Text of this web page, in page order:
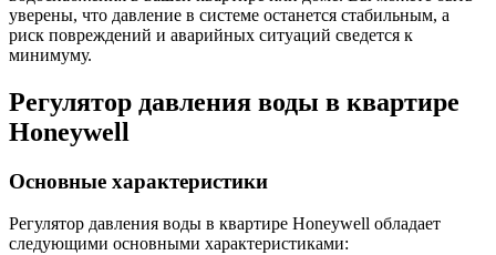
уверены, что давление в системе останется стабильным, а
риск повреждений и аварийных ситуаций сведется к
минимуму.
Регулятор давления воды в квартире
Honeywell
Основные характеристики
Регулятор давления воды в квартире Honeywell обладает
следующими основными характеристиками: